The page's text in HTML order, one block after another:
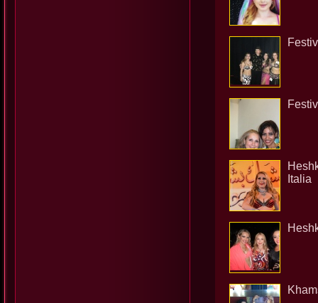
Italia